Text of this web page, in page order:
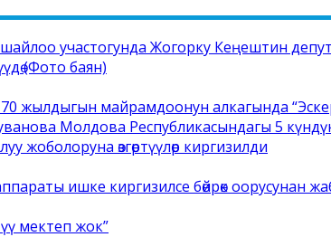
участогунда Жогорку Кеңештин
(Фото баян)
жылдыгын майрамдоонун алкагында
Молдова Республикасындагы 5
жоболоруна өзгөртүүлөр киргизилди
ишке киргизилсе бөйрөк оорусунан
мектеп жок”